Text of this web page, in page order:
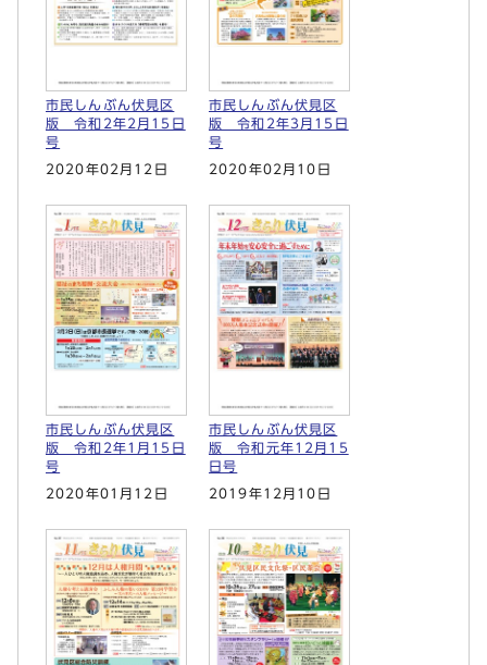
市民しんぶん伏見区
版 令和2年2月15日
号
2020年02月12日
市民しんぶん伏見区
版 令和2年3月15日
号
2020年02月10日
市民しんぶん伏見区
版 令和2年1月15日
号
2020年01月12日
市民しんぶん伏見区
版 令和元年12月15
日号
2019年12月10日